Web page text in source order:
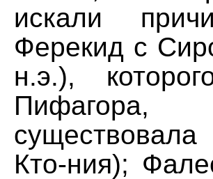
искали
Ферекид с
н.э.),
Кто-ния);